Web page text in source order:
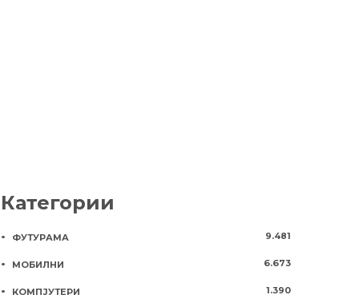
Категории
ФУТУРАМА 9.481
МОБИЛНИ 6.673
КОМПЈУТЕРИ 1.390